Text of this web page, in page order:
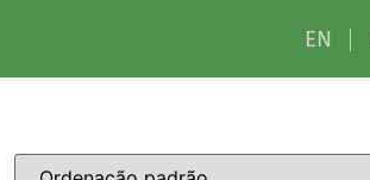
EN